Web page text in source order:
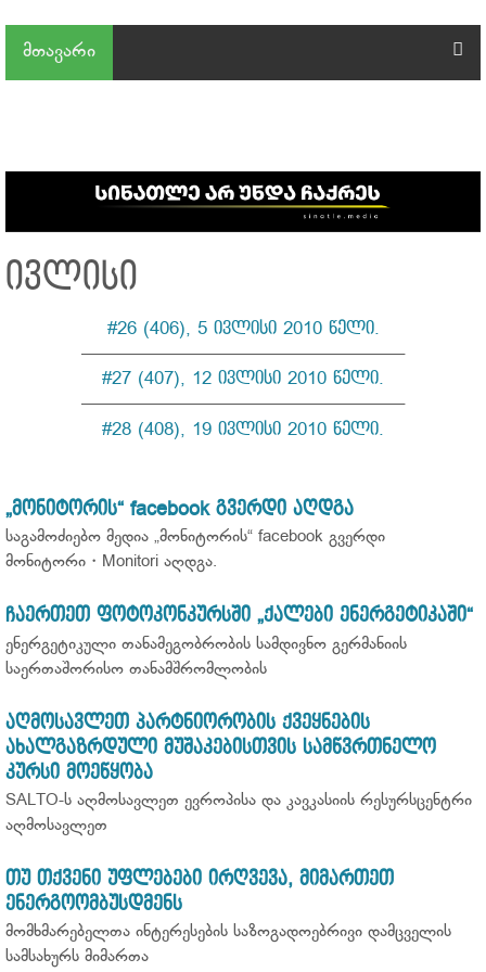
მთავარი
ივლისი
#26 (406), 5 ივლისი 2010 წელი.
—————————————————–
#27 (407), 12 ივლისი 2010 წელი.
—————————————————–
#28 (408), 19 ივლისი 2010 წელი.
„მონიტორის“ facebook გვერდი აღდგა
საგამოძიებო მედია „მონიტორის“ facebook გვერდი
მონიტორი・Monitori აღდგა.
ჩაერთეთ ფოტოკონკურსში „ქალები ენერგეტიკაში“
ენერგეტიკული თანამეგობრობის სამდივნო გერმანიის
საერთაშორისო თანამშრომლობის
აღმოსავლეთ პარტნიორობის ქვეყნების
ახალგაზრდული მუშაკებისთვის სამწვრთნელო
კურსი მოეწყობა
SALTO-ს აღმოსავლეთ ევროპისა და კავკასიის რესურსცენტრი
აღმოსავლეთ
თუ თქვენი უფლებები ირღვევა, მიმართეთ
ენერგოომბუსდმენს
მომხმარებელთა ინტერესების საზოგადოებრივი დამცველის
სამსახურს მიმართა